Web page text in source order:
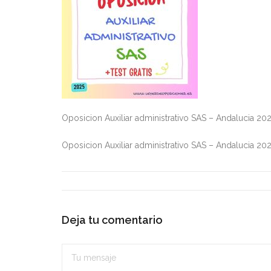
Oposicion Auxiliar administrativo SAS – Andalucia
Oposicion Auxiliar administrativo SAS – Andalucia
Deja tu comentario